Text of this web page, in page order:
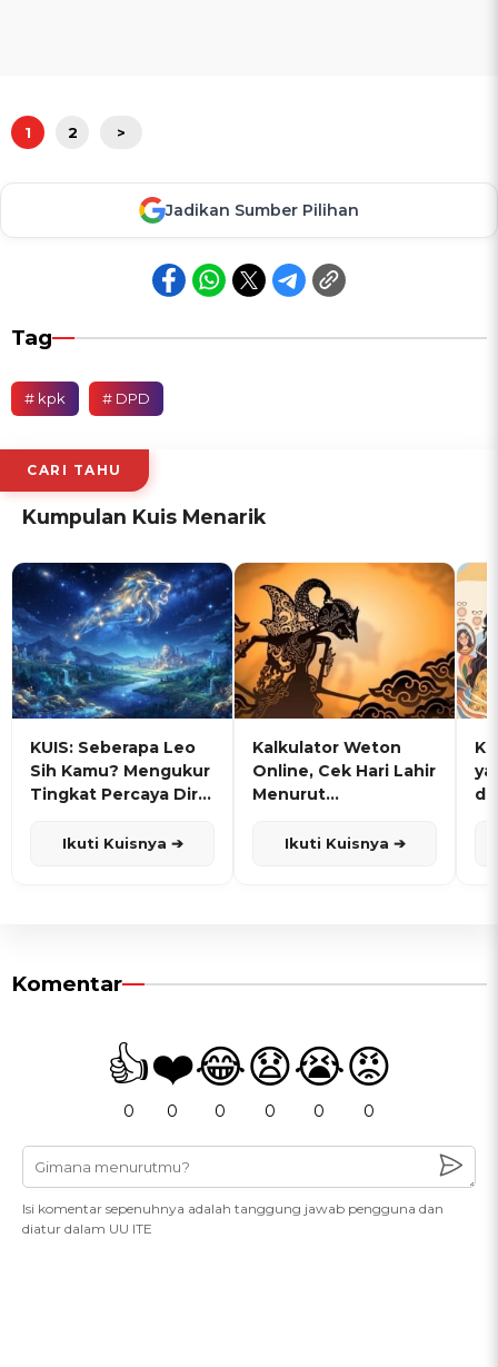
1 2 >
Jadikan Sumber Pilihan
Tag
# kpk # DPD
CARI TAHU
Kumpulan Kuis Menarik
KUIS: Seberapa Leo
Sih Kamu? Mengukur
Tingkat Percaya Diri
Ikuti Kuisnya ➔
Kalkulator Weton
Online, Cek Hari Lahir
Menurut
Ikuti Kuisnya ➔
Komentar
👍
0
❤️
0
😂
0
😧
0
😭
0
😡
0
Isi komentar sepenuhnya adalah tanggung jawab pengguna dan
diatur dalam UU ITE